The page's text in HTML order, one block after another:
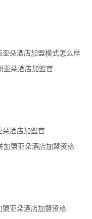
们的大家庭，共同开
亚朵酒店加盟模式怎么样
朵酒店加盟官
盟亚朵酒店加盟资格